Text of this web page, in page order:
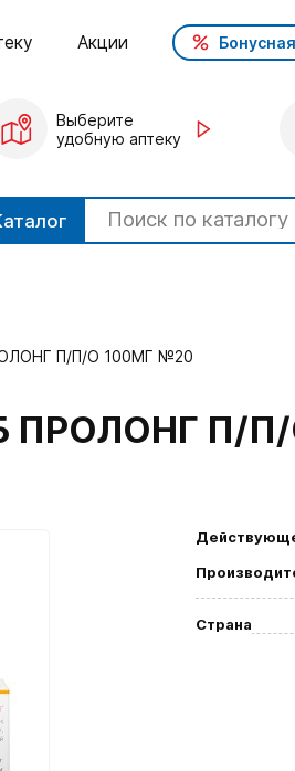
Акции
Выберите
удобную аптеку
П/П/О 100МГ №20
ПРОЛОНГ П/
Страна